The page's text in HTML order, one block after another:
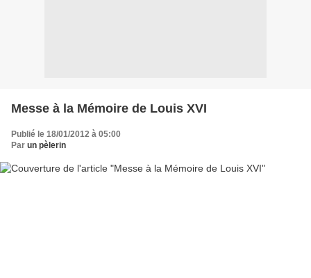
Messe à la Mémoire de Louis XVI
Publié le 18/01/2012 à 05:00
Par un pèlerin